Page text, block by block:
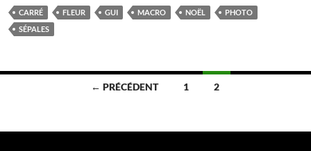
CARRÉ FLEUR GUI MACRO NOËL
PHOTO
SÉPALES
articles
← PRÉCÉDENT 1 2